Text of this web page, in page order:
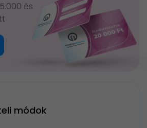
és
módok